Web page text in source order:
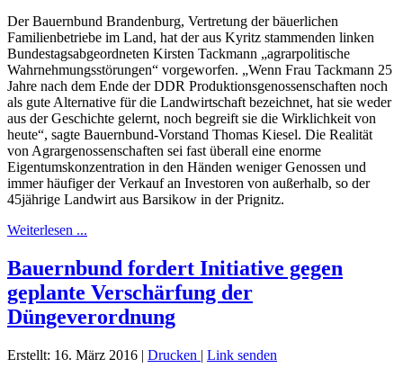
Der Bauernbund Brandenburg, Vertretung der bäuerlichen
Familienbetriebe im Land, hat der aus Kyritz stammenden linken
Bundestagsabgeordneten Kirsten Tackmann „agrarpolitische
Wahrnehmungsstörungen“ vorgeworfen. „Wenn Frau Tackmann 25
Jahre nach dem Ende der DDR Produktionsgenossenschaften noch
als gute Alternative für die Landwirtschaft bezeichnet, hat sie weder
aus der Geschichte gelernt, noch begreift sie die Wirklichkeit von
heute“, sagte Bauernbund-Vorstand Thomas Kiesel. Die Realität
von Agrargenossenschaften sei fast überall eine enorme
Eigentumskonzentration in den Händen weniger Genossen und
immer häufiger der Verkauf an Investoren von außerhalb, so der
45jährige Landwirt aus Barsikow in der Prignitz.
Weiterlesen ...
Bauernbund fordert Initiative gegen
geplante Verschärfung der
Düngeverordnung
Erstellt: 16. März 2016 | Drucken | Link senden